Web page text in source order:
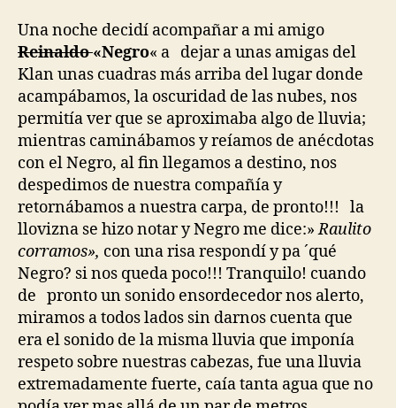
Una noche decidí acompañar a mi amigo
Reinaldo«Negro« a dejar a unas amigas del
Klan unas cuadras más arriba del lugar donde
acampábamos, la oscuridad de las nubes, nos
permitía ver que se aproximaba algo de lluvia;
mientras caminábamos y reíamos de anécdotas
con el Negro, al fin llegamos a destino, nos
despedimos de nuestra compañía y
retornábamos a nuestra carpa, de pronto!!! la
llovizna se hizo notar y Negro me dice:»Raulito
corramos», con una risa respondí y pa ´qué
Negro? si nos queda poco!!! Tranquilo! cuando
de pronto un sonido ensordecedor nos alerto,
miramos a todos lados sin darnos cuenta que
era el sonido de la misma lluvia que imponía
respeto sobre nuestras cabezas, fue una lluvia
extremadamente fuerte, caía tanta agua que no